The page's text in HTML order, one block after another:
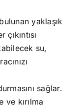
yaklaşık
su,
sağlar.
ve kırılma